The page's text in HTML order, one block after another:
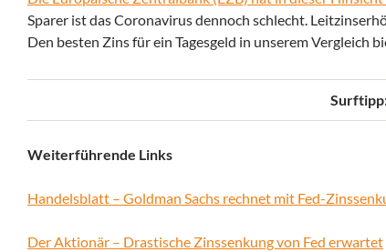
Sparer ist das Coronavirus dennoch schlecht.
Den besten Zins für ein Tagesgeld in unserem Vergleich
Weiterführende Links
Handelsblatt – Goldman Sachs rechnet mit Fed-
Der Aktionär – Drastische Zinssenkung von Fed erwartet